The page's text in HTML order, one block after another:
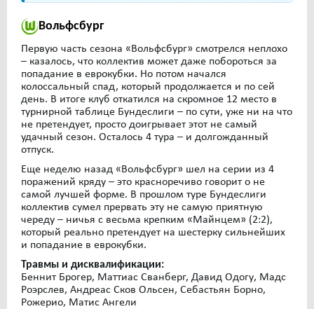
Вольфсбург
Первую часть сезона «Вольфсбург» смотрелся неплохо
– казалось, что коллектив может даже побороться за
попадание в еврокубки. Но потом начался
колоссальный спад, который продолжается и по сей
день. В итоге клуб откатился на скромное 12 место в
турнирной таблице Бундеслиги – по сути, уже ни на что
не претендует, просто доигрывает этот не самый
удачный сезон. Осталось 4 тура – и долгожданный
отпуск.
Еще неделю назад «Вольфсбург» шел на серии из 4
поражений кряду – это красноречиво говорит о не
самой лучшей форме. В прошлом туре Бундеслиги
коллектив сумел прервать эту не самую приятную
череду – ничья с весьма крепким «Майнцем» (2:2),
который реально претендует на шестерку сильнейших
и попадание в еврокубки.
Травмы и дисквалификации:
Беннит Брогер, Маттиас Сванберг, Давид Одогу, Мадс
Роэрслев, Андреас Сков Ольсен, Себастьян Борно,
Рожерио, Матис Ангели